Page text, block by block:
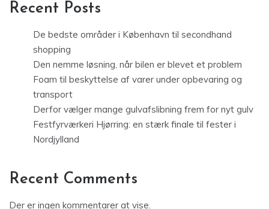
Recent Posts
De bedste områder i København til secondhand
shopping
Den nemme løsning, når bilen er blevet et problem
Foam til beskyttelse af varer under opbevaring og
transport
Derfor vælger mange gulvafslibning frem for nyt gulv
Festfyrværkeri Hjørring: en stærk finale til fester i
Nordjylland
Recent Comments
Der er ingen kommentarer at vise.